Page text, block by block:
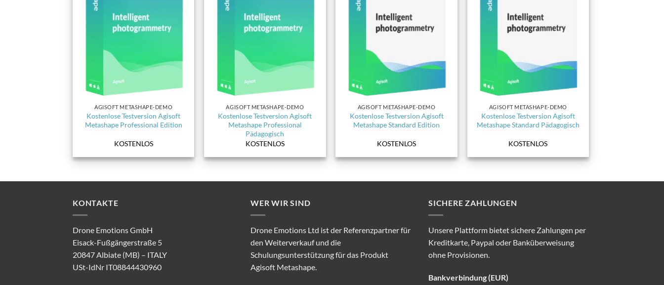
AGISOFT METASHAPE-DEMO
Kostenlose Testversion Agisoft
Metashape Professional Edition
KOSTENLOS
AGISOFT METASHAPE-DEMO
Kostenlose Testversion Agisoft
Metashape Professional
Pädagogisch
KOSTENLOS
AGISOFT METASHAPE-DEMO
Kostenlose Testversion Agisoft
Metashape Standard Edition
KOSTENLOS
AGISOFT METASHAPE-DEMO
Kostenlose Testversion Agisoft
Metashape Standard Pädagogisch
KOSTENLOS
KONTAKTE
Drone Emotions GmbH
Eisack-Fußgängerstraße 5
20847 Albiate (MB) – ITALY
USt-IdNr IT08844430960
WER WIR SIND
Drone Emotions Ltd ist der Referenzpartner für
den Weiterverkauf und die
Schulungsunterstützung für das Produkt
Agisoft Metashape.
SICHERE ZAHLUNGEN
Unsere Plattform bietet sichere Zahlungen per
Kreditkarte, Paypal oder Banküberweisung
ohne Provisionen.
Bankverbindung (EUR)